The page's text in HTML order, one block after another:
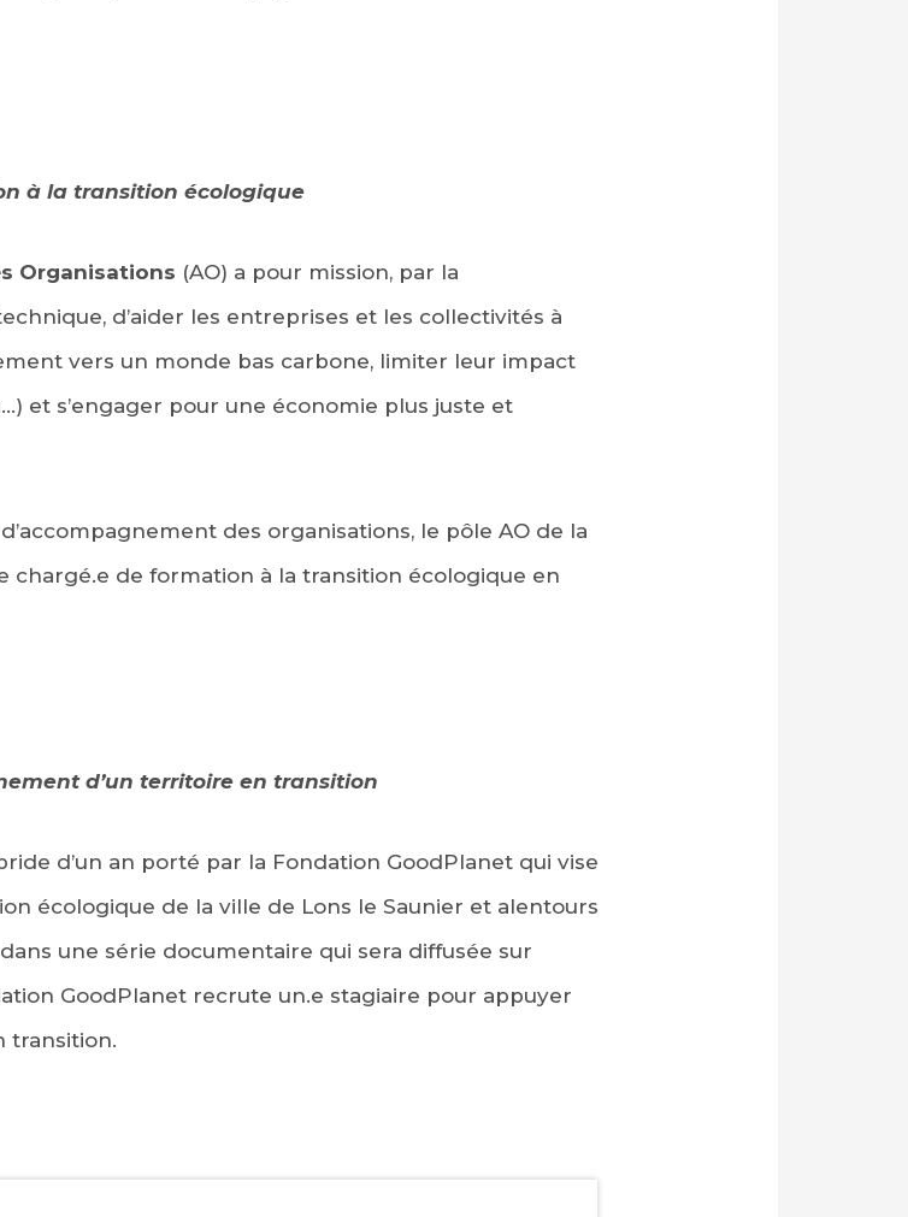
à la transition écologique
Organisations (AO) a pour mission, par la
d’aider les entreprises et les collectivités à
vers un monde bas carbone, limiter leur impact
et s’engager pour une économie plus juste et
des organisations, le pôle AO de la
chargé.e de formation à la transition écologique en
d’un territoire en transition
d’un an porté par la Fondation GoodPlanet qui vise
écologique de la ville de Lons le Saunier et alentours
une série documentaire qui sera diffusée sur
GoodPlanet recrute un.e stagiaire pour appuyer
transition.